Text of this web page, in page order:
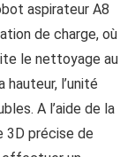
aspirateur A8
de charge, où
le nettoyage au
hauteur, l’unité
A l’aide de la
3D précise de